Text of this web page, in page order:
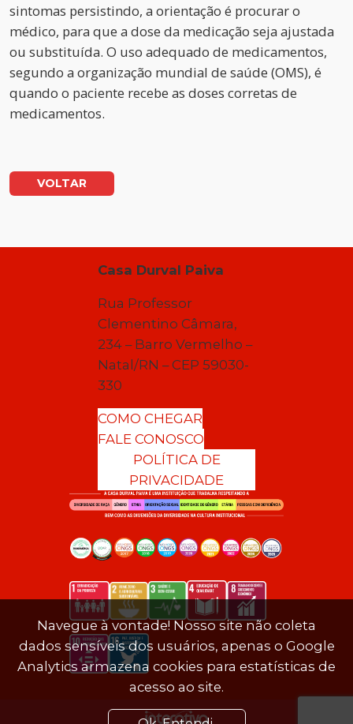
sintomas persistindo, a orientação é procurar o
médico, para que a dose da medicação seja ajustada
ou substituída. O uso adequado de medicamentos,
segundo a organização mundial de saúde (OMS), é
quando o paciente recebe as doses corretas de
medicamentos.
VOLTAR
Casa Durval Paiva
Rua Professor
Clementino Câmara,
234 – Barro Vermelho –
Natal/RN – CEP 59030-
330
COMO CHEGAR
FALE CONOSCO
POLÍTICA DE
PRIVACIDADE
Navegue à vontade! Nosso site não coleta
dados sensíveis dos usuários, apenas o Google
Analytics armazena cookies para estatísticas de
acesso ao site.